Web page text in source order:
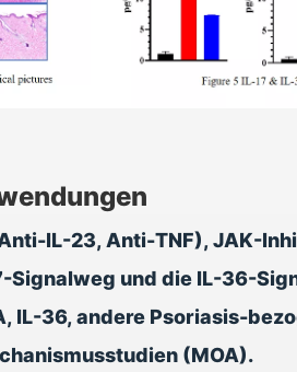
IL-23, Anti-TNF), JAK-
Signalweg und die IL-36-
IL-36, andere Psoriasis-
(MOA).